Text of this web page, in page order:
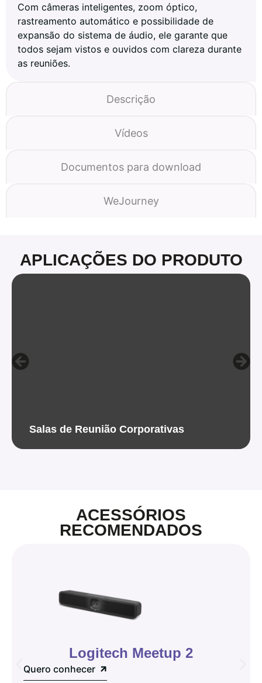
Descrição
Vídeos
Documentos para download
WeJourney
Com câmeras inteligentes, zoom óptico,
rastreamento automático e possibilidade de
expansão do sistema de áudio, ele garante que
todos sejam vistos e ouvidos com clareza durante
as reuniões.
APLICAÇÕES DO PRODUTO
Salas de Reunião Corporativas
ACESSÓRIOS
RECOMENDADOS
Logitech Meetup 2
Quero conhecer